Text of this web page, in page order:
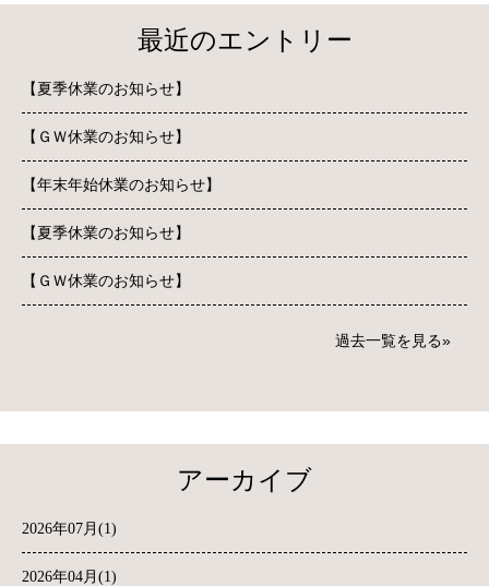
最近のエントリー
【夏季休業のお知らせ】
【ＧＷ休業のお知らせ】
【年末年始休業のお知らせ】
【夏季休業のお知らせ】
【ＧＷ休業のお知らせ】
過去一覧を見る
アーカイブ
2026年07月(1)
2026年04月(1)